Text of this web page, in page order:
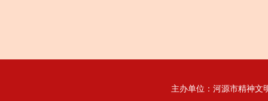
主办单位：河源市精神文